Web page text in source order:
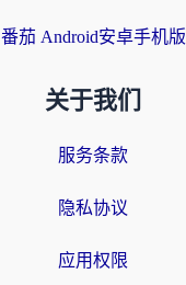
番茄 Android安卓手机版
关于我们
服务条款
隐私协议
应用权限